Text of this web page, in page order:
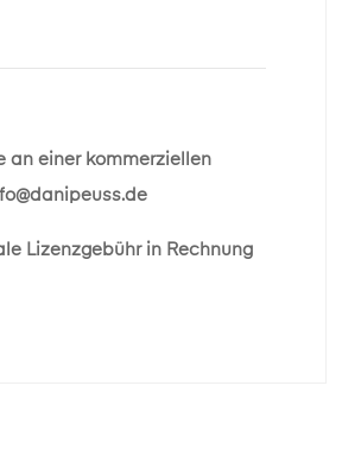
an einer kommerziellen
Lizenzgebühr in Rechnung